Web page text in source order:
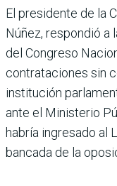
El presidente de la
Núñez, res­pondió a
del Congreso
contrataciones sin
institución
ante el Ministerio
habría ingresado al
bancada de la